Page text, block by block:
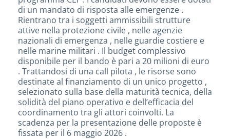
di un mandato di risposta alle emergenze .
Rientrano tra i soggetti ammissibili strutture
attive nella protezione civile , nelle agenzie
nazionali di emergenza , nelle guardie costiere e
nelle marine militari . Il budget complessivo
disponibile per il bando è pari a 20 milioni di euro
. Trattandosi di una call pilota , le risorse sono
destinate al finanziamento di un unico progetto ,
selezionato sulla base della maturità tecnica, della
solidità del piano operativo e dell’efficacia del
coordinamento tra gli attori coinvolti. La
scadenza per la presentazione delle proposte è
fissata per il 6 maggio 2026 .